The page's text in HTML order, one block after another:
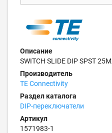
Описание
SWITCH SLIDE DIP SPST
Производитель
TE Connectivity
Раздел каталога
DIP-переключатели
Артикул
1571983-1